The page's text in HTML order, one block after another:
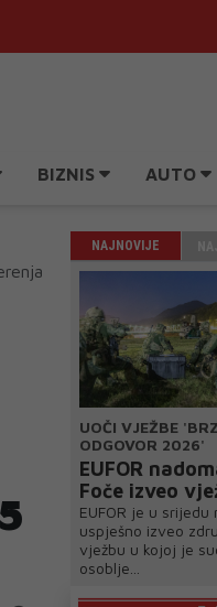
BIZNIS AUTO
NAJNOVIJE
UOČI VJEŽBE
ODGOVOR 2026'
EUFOR
Foče izveo
EUFOR je u srijedu
uspješno izveo
vježbu u kojoj je
osoblje...